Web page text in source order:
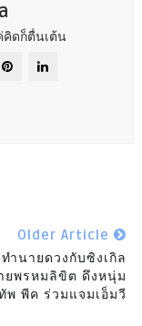
คิดก็ตื่นเต้น
Older Article
ำนายดวงกับซิงเกิล
ยพรหมลิขิต ดึงหนุ่ม
พ พีค ร่วมแจมเอ็มวี